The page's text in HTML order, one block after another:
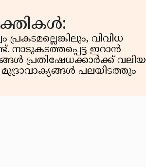
വിവിധ
ഇറാൻ
പ്രതിഷേധക്കാർക്ക് വലിയ
പലയിടത്തും